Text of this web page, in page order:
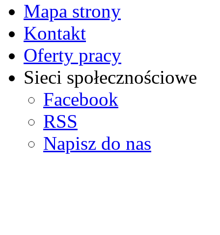
Mapa strony
Kontakt
Oferty pracy
Sieci społecznościowe
Facebook
RSS
Napisz do nas